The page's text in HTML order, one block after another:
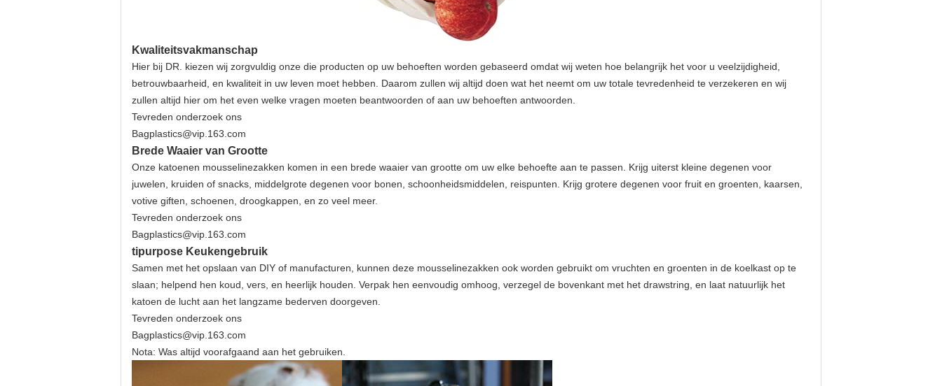
Kwaliteitsvakmanschap
Hier bij DR. kiezen wij zorgvuldig onze die producten op uw behoeften worden gebaseerd omdat wij weten hoe belangrijk het voor u veelzijdigheid,
betrouwbaarheid, en kwaliteit in uw leven moet hebben. Daarom zullen wij altijd doen wat het neemt om uw totale tevredenheid te verzekeren en wij
zullen altijd hier om het even welke vragen moeten beantwoorden of aan uw behoeften antwoorden.
Tevreden onderzoek ons
Bagplastics@vip.163.com
Brede Waaier van Grootte
Onze katoenen mousselinezakken komen in een brede waaier van grootte om uw elke behoefte aan te passen. Krijg uiterst kleine degenen voor
juwelen, kruiden of snacks, middelgrote degenen voor bonen, schoonheidsmiddelen, reispunten. Krijg grotere degenen voor fruit en groenten, kaarsen,
votive giften, schoenen, droogkappen, en zo veel meer.
Tevreden onderzoek ons
Bagplastics@vip.163.com
tipurpose Keukengebruik
Samen met het opslaan van DIY of manufacturen, kunnen deze mousselinezakken ook worden gebruikt om vruchten en groenten in de koelkast op te
slaan; helpend hen koud, vers, en heerlijk houden. Verpak hen eenvoudig omhoog, verzegel de bovenkant met het drawstring, en laat natuurlijk het
katoen de lucht aan het langzame bederven doorgeven.
Tevreden onderzoek ons
Bagplastics@vip.163.com
Nota: Was altijd voorafgaand aan het gebruiken.